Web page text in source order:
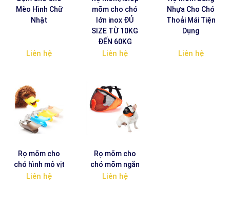
Mèo Hình Chữ
Nhật
Liên hệ
mõm cho chó
lớn inox ĐỦ
SIZE TỪ 10KG
ĐẾN 60KG
Liên hệ
Nhựa Cho Chó
Thoải Mái Tiện
Dụng
Liên hệ
Rọ mõm cho
chó hình mỏ vịt
Liên hệ
Rọ mõm cho
chó mõm ngắn
Liên hệ